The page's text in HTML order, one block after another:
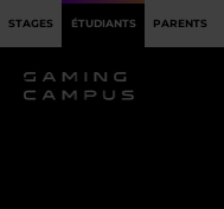
STAGES ÉTUDIANTS PARENTS